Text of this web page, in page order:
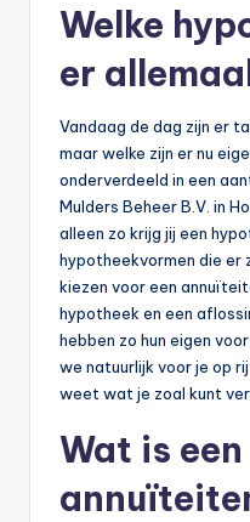
Welke
er
Vandaag de dag zijn er
maar welke zijn er nu
onderverdeeld in een
Mulders Beheer B.V. in
alleen zo krijg jij een
hypotheekvormen die er
kiezen voor een
hypotheek en een
hebben zo hun eigen
we natuurlijk voor je op
weet wat je zoal kunt
Wat is een